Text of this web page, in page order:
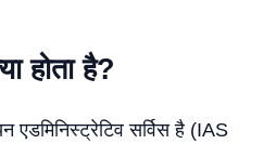
होता है?
एडमिनिस्ट्रेटिव सर्विस है (IAS